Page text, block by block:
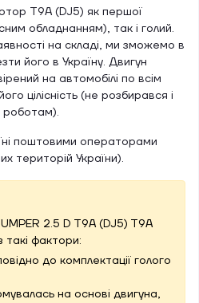
T9A (DJ5) як першої
обладнанням), так і голий.
на складі, ми зможемо в
його в Україну. Двигун
на автомобілі по всім
цілісність (не розбирався і
роботам).
поштовими операторами
територій України).
2.5 D T9A (DJ5) T9A
такі фактори:
до комплектації голого
на основі двигуна,